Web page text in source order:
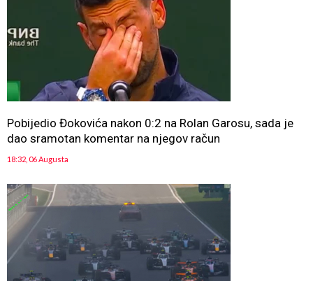
Pobijedio Đokovića nakon 0:2 na Rolan Garosu, sada je
dao sramotan komentar na njegov račun
18:32, 06 Augusta